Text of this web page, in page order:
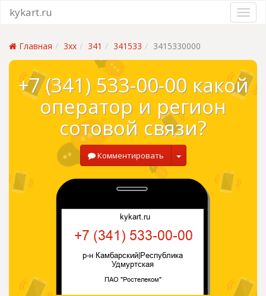
kykart.ru
Главная 3xx 341 341533 3415330000
+7 (341) 533-00-00 какой
оператор и регион
сотовой связи?
Комментировать